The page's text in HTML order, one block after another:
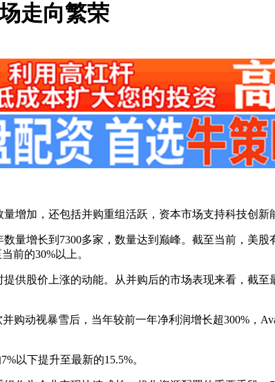
走向繁荣
增加，还包括并购重组活跃，资本市场支持科技创新
量增长到7300多家，数量达到巅峰。截至当前，美
前的30%以上。
供股价上涨的动能。从并购后的市场表现来看，截
购动视暴雪后，当年较前一年净利润增长超300%，
以下提升至最新的15.5%。